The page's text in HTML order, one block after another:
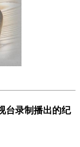
台录制播出的纪